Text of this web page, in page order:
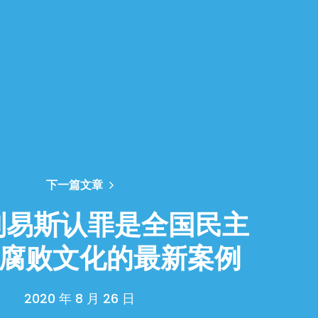
下一篇文章
斯认罪是全国民主
败文化的最新案例
2020 年 8 月 26 日